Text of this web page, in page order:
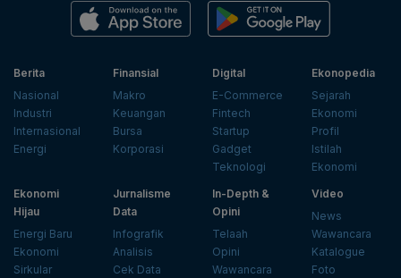
Berita
Nasional
Industri
Internasional
Energi
Finansial
Makro
Keuangan
Bursa
Korporasi
Digital
E-Commerce
Fintech
Startup
Gadget
Teknologi
Ekonopedia
Sejarah
Ekonomi
Profil
Istilah
Ekonomi
Ekonomi
Hijau
Energi Baru
Ekonomi
Sirkular
Jurnalisme
Data
Infografik
Analisis
Cek Data
In-Depth &
Opini
Telaah
Opini
Wawancara
Video
News
Wawancara
Katalogue
Foto